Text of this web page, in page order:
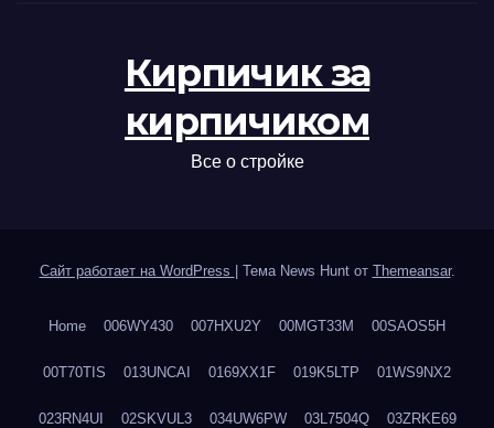
Кирпичик за
кирпичиком
Все о стройке
Сайт работает на WordPress Тема News Hunt от Themeansar.
Home 006WY430 007HXU2Y 00MGT33M 00SAOS5H
00T70TIS 013UNCAI 0169XX1F 019K5LTP 01WS9NX2
023RN4UI 02SKVUL3 034UW6PW 03L7504Q 03ZRKE69